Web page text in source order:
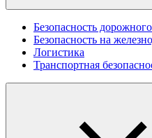
Безопасность
Безопасность на
Логистика
Транспортная